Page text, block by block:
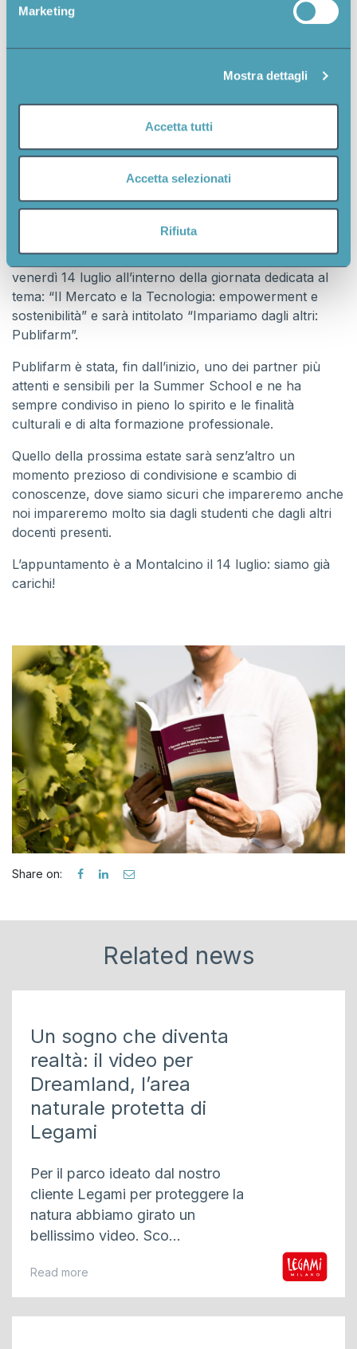
Identificare il tuo dispositivo, scansionandolo
Approfondisci come vengono elaborati i tuoi dati personali
dalla Dichiarazione sui cookie.
Utilizziamo i cookie per personalizzare contenuti ed
analizzare il nostro traffico. Condividiamo inoltre
informazioni sul modo in cui utilizza il nostro sito con i
nostri partner che si occupano di analisi dei dati web,
pubblicità e social media, i quali potrebbero combinarle
con altre informazioni che ha fornito loro o che hanno
raccolto dal suo utilizzo dei loro servizi.
Marketing
Mostra dettagli
Accetta tutti
Accetta selezionati
Rifiuta
L’intervento del CEO della nostra agenzia Nicola Pavesi
durante la prossima edizione del corso si terrà il giorno
venerdì 14 luglio all’interno della giornata dedicata al
tema: “Il Mercato e la Tecnologia: empowerment e
sostenibilità” e sarà intitolato “Impariamo dagli altri:
Publifarm”.
Publifarm è stata, fin dall’inizio, uno dei partner più
attenti e sensibili per la Summer School e ne ha
sempre condiviso in pieno lo spirito e le finalità
culturali e di alta formazione professionale.
Quello della prossima estate sarà senz’altro un
momento prezioso di condivisione e scambio di
conoscenze, dove siamo sicuri che impareremo anche
noi impareremo molto sia dagli studenti che dagli altri
docenti presenti.
L’appuntamento è a Montalcino il 14 luglio: siamo già
carichi!
Share on:
Related news
Un sogno che diventa
realtà: il video per
Dreamland, l’area
naturale protetta di
Legami
Per il parco ideato dal nostro
cliente Legami per proteggere la
natura abbiamo girato un
bellissimo video. Sco...
Read more